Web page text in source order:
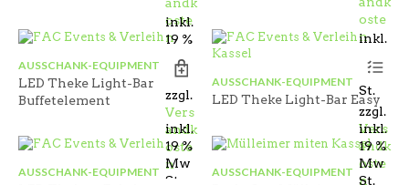
oste
n
oste
n
Die
inkl.
19 %
Mw
St.
zzgl.
Vers
andk
oste
n
AUSSCHANK-EQUIPMENT
LED Theke Light-Bar
Buffetelement
inkl.
Mw
St.
zzgl.
Vers
andk
oste
n
AUSSCHANK-EQUIPMENT
LED Theke Light-Bar Easy
inkl.
19 %
Mw
St.
AUSSCHANK-EQUIPMENT
inkl.
19 %
Mw
St.
AUSSCHANK-EQUIPMENT